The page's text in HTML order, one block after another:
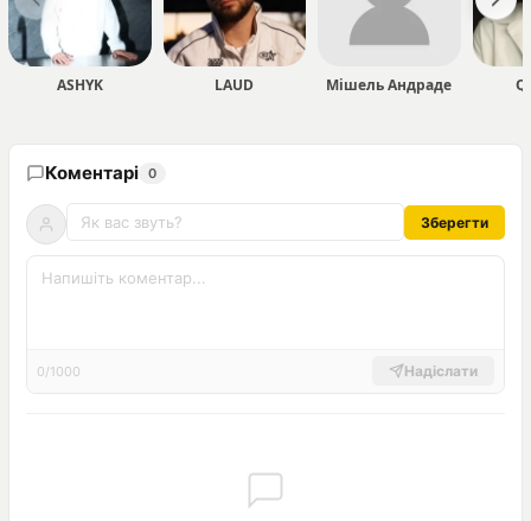
ASHYK LAUD Мішель Андраде
Коментарі 0
Зберегти
0/1000 Надіслати